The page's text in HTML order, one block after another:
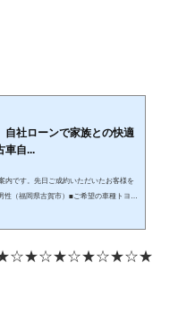
自社ローンで家族との快適
車自...
内です。先日ご成約いただいたお客様を
（福岡県古賀市）■ご希望の車種トヨ
ヨタ カローラ」をご成約いただきまし